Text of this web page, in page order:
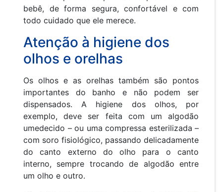
bebê, de forma segura, confortável e com
todo cuidado que ele merece.
Atenção à higiene dos
olhos e orelhas
Os olhos e as orelhas também são pontos
importantes do banho e não podem ser
dispensados. A higiene dos olhos, por
exemplo, deve ser feita com um algodão
umedecido – ou uma compressa esterilizada –
com soro fisiológico, passando delicadamente
do canto externo do olho para o canto
interno, sempre trocando de algodão entre
um olho e outro.